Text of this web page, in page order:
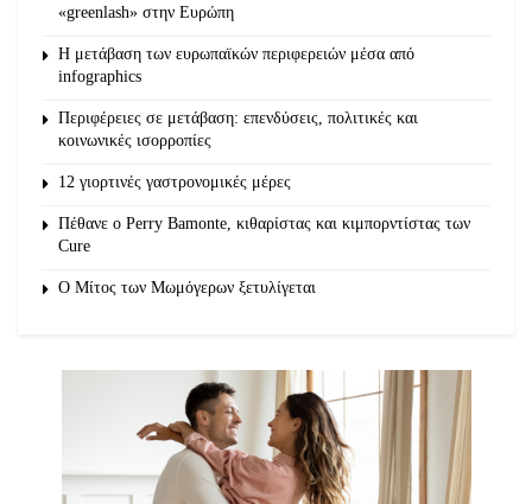
«greenlash» στην Ευρώπη
Η μετάβαση των ευρωπαϊκών περιφερειών μέσα από
infographics
Περιφέρειες σε μετάβαση: επενδύσεις, πολιτικές και
κοινωνικές ισορροπίες
12 γιορτινές γαστρονομικές μέρες
Πέθανε ο Perry Bamonte, κιθαρίστας και κιμπορντίστας των
Cure
O Μίτος των Μωμόγερων ξετυλίγεται